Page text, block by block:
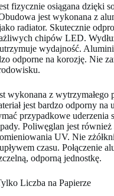
fizycznie osiągana dzięki
jest wykonana z
radiator. Skutecznie
chipów LED.
wydajność.
odporne na korozję. Nie
wykonana z wytrzymałego
jest bardzo odporny na
przypadkowe uderzenia
Poliwęglan jest
UV. Nie
czasu. Połączenie
odporną jednostkę.
Liczba na Papierze